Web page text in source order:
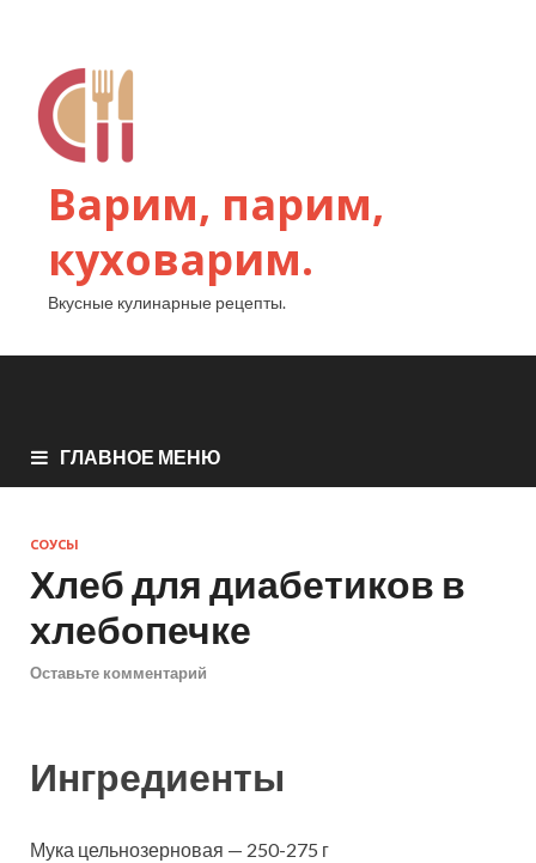
Варим, парим,
куховарим.
Вкусные кулинарные рецепты.
ГЛАВНОЕ МЕНЮ
СОУСЫ
Хлеб для диабетиков в
хлебопечке
Оставьте комментарий
Ингредиенты
Мука цельнозерновая — 250-275 г